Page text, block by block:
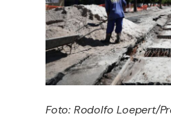
Foto: Rodolfo Loepert/